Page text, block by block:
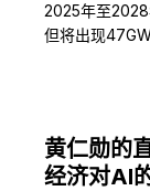
2025年至2028
但将出现
黄仁勋的
经济对AI